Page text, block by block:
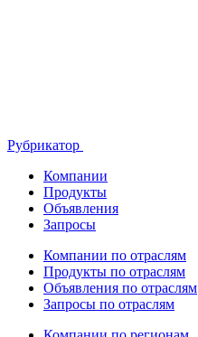
Рубрикатор
Компании
Продукты
Объявления
Запросы
Компании по отраслям
Продукты по отраслям
Объявления по отраслям
Запросы по отраслям